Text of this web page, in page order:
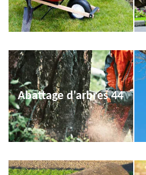
Abattage d'arbres 44